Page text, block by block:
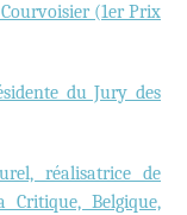
(1er Prix
du Jury des
réalisatrice de
Belgique,